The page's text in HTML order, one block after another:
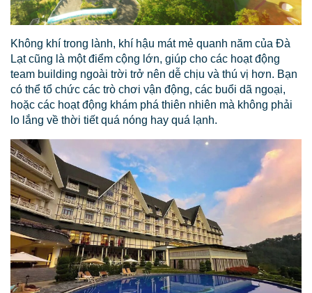
Không khí trong lành, khí hậu mát mẻ quanh năm của Đà
Lạt cũng là một điểm cộng lớn, giúp cho các hoạt động
team building ngoài trời trở nên dễ chịu và thú vị hơn. Bạn
có thể tổ chức các trò chơi vận động, các buổi dã ngoại,
hoặc các hoạt động khám phá thiên nhiên mà không phải
lo lắng về thời tiết quá nóng hay quá lạnh.